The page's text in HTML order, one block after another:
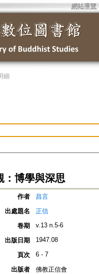
網站導覽
細
：博學與深思
作者
昌言
出處題名
正信
卷期
v.13 n.5-6
出版日期 1947.08
頁次 6 - 7
出版者
佛教正信會